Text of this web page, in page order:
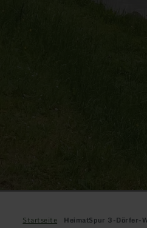
Startseite HeimatSpur 3-Dörfer-